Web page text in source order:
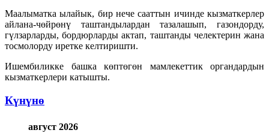
Маалыматка ылайык, бир нече сааттын ичинде кызматкерлер
айлана-чөйрөнү таштандылардан тазалашып, газондорду,
гүлзарларды, бордюрларды актап, таштанды челектерин жана
тосмолорду иретке келтиришти.
Ишембиликке башка көптөгөн мамлекеттик органдардын
кызматкерлери катышты.
Күнүнө
август 2026